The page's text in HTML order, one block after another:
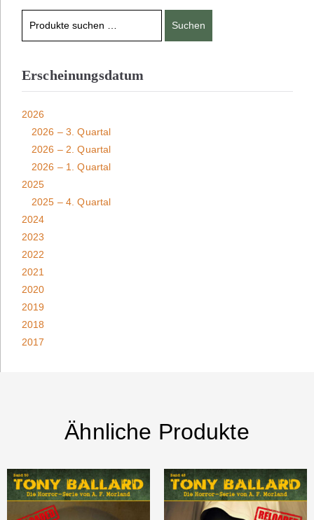
Suchen
Erscheinungsdatum
2026
2026 – 3. Quartal
2026 – 2. Quartal
2026 – 1. Quartal
2025
2025 – 4. Quartal
2024
2023
2022
2021
2020
2019
2018
2017
Ähnliche Produkte